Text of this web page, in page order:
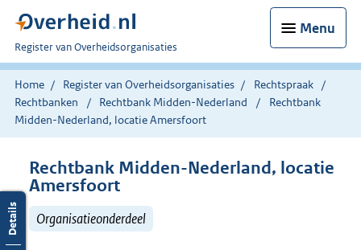
Menu
U
bent
nu
hier:
Register van Overheidsorganisaties
Home Register van Overheidsorganisaties
Rechtspraak
Rechtbanken
Rechtbank Midden-Nederland
Rechtbank
Midden-Nederland, locatie Amersfoort
Rechtbank Midden-Nederland, locatie
Amersfoort
Organisatieonderdeel